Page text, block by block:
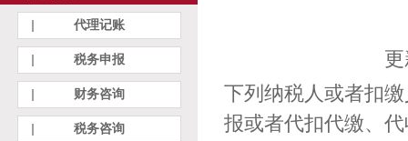
代理记账
税务申报
财务咨询
税务咨询
下列纳税人或者扣
报或者代扣代缴、